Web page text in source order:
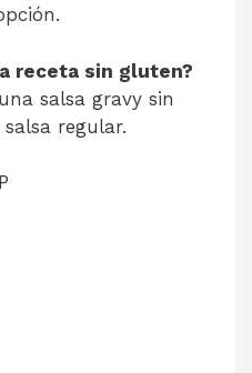
receta sin gluten?
salsa gravy sin
regular.
P